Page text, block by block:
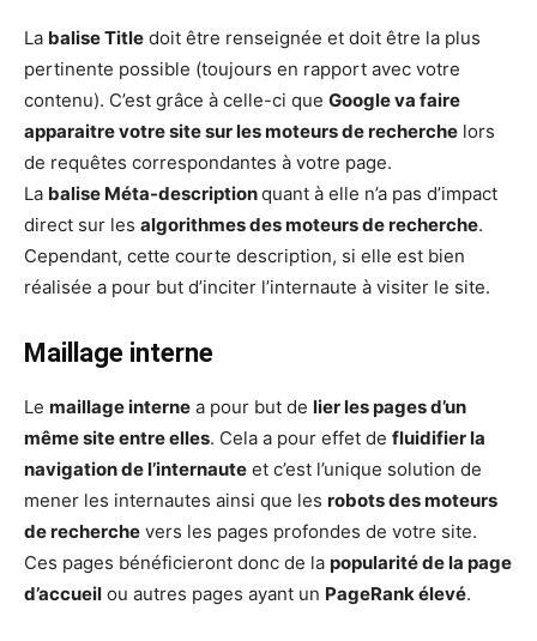
La balise Title doit être renseignée et doit être la plus
pertinente possible (toujours en rapport avec votre
contenu). C’est grâce à celle-ci que Google va faire
apparaitre votre site sur les moteurs de recherche lors
de requêtes correspondantes à votre page.
La balise Méta-descriptionquant à elle n’a pas d’impact
direct sur les algorithmes des moteurs de recherche.
Cependant, cette courte description, si elle est bien
réalisée a pour but d’inciter l’internaute à visiter le site.
Maillage interne
Le maillage interne a pour but de lier les pages d’un
même site entre elles. Cela a pour effet de fluidifier la
navigation de l’internaute et c’est l’unique solution de
mener les internautes ainsi que les robots des moteurs
de recherche vers les pages profondes de votre site.
Ces pages bénéficieront donc de la popularité de la page
d’accueil ou autres pages ayant un PageRank élevé.